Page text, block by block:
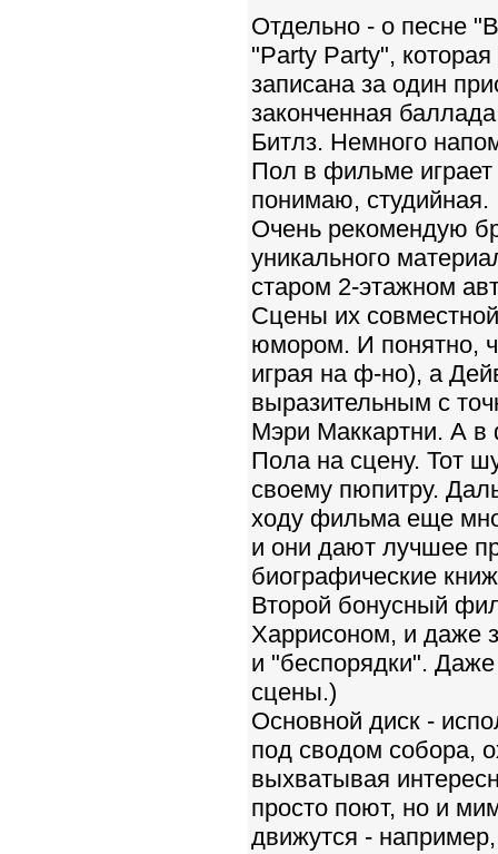
Отдельно - о песне
"Party Party",
записана за один
законченная
Битлз. Немного
Пол в фильме играет
понимаю, студийная.
Очень рекомендую
уникального
старом 2-этажном
Сцены их
юмором. И понятно,
играя на ф-но), а
выразительным с
Мэри Маккартни. А в
Пола на сцену. Тот
своему пюпитру.
ходу фильма еще
и они дают лучшее
биографические
Второй бонусный
Харрисоном, и даже
и "беспорядки".
сцены.)
Основной диск -
под сводом собора,
выхватывая
просто поют, но и
движутся -